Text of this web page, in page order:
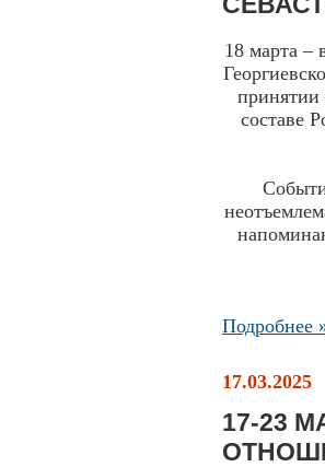
18 марта –
составе
Подробнее
17.03.2025
17-23